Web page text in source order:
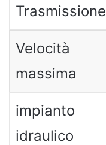
Trasmissione
Velocità
massima
impianto
idraulico